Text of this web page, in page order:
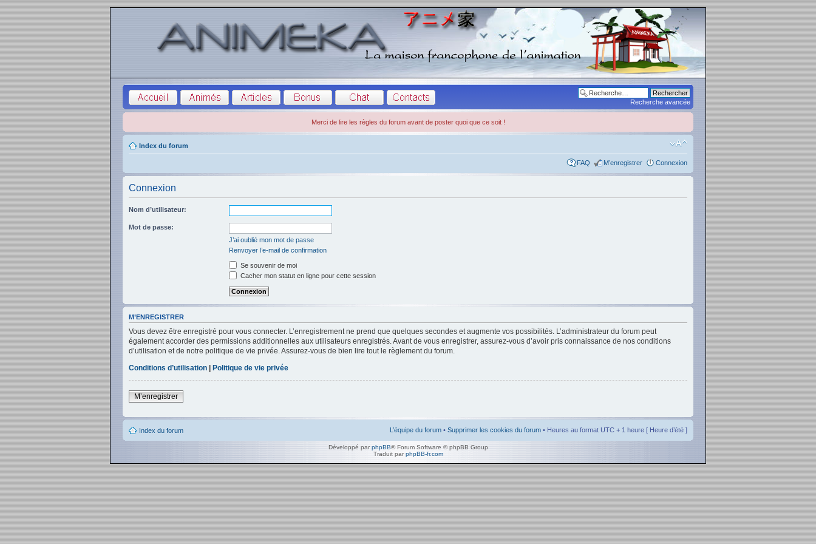
Recherche avancée
Merci de lire les règles du forum avant de poster quoi que ce soit !
Index du forum
FAQ M’enregistrer Connexion
Connexion
Nom d’utilisateur:
Mot de passe:
J’ai oublié mon mot de passe
Renvoyer l’e-mail de confirmation
Se souvenir de moi
Cacher mon statut en ligne pour cette session
M’ENREGISTRER
Vous devez être enregistré pour vous connecter. L’enregistrement ne prend que quelques secondes et augmente vos possibilités. L’administrateur du forum peut
également accorder des permissions additionnelles aux utilisateurs enregistrés. Avant de vous enregistrer, assurez-vous d’avoir pris connaissance de nos conditions
d’utilisation et de notre politique de vie privée. Assurez-vous de bien lire tout le règlement du forum.
Conditions d’utilisation | Politique de vie privée
M’enregistrer
Index du forum L’équipe du forum • Supprimer les cookies du forum • Heures au format UTC + 1 heure [ Heure d’été ]
Développé parphpBB® Forum Software © phpBB Group
Traduit parphpBB-fr.com